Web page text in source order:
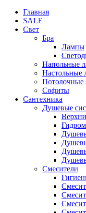
Главная
SALE
Свет
Бра
Лампы
Напольные
Настольные
Потолочные
Софиты
Сантехника
Душевые
Смесители